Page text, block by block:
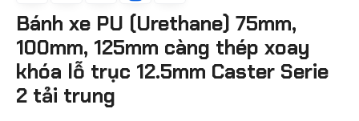
Bánh xe PU (Urethane) 75mm,
100mm, 125mm càng thép xoay
khóa lỗ trục 12.5mm Caster Serie
2 tải trung